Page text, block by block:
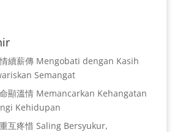
續薪傳 Mengobati dengan Kasih
Semangat
顯溫情 Memancarkan Kehangatan
Kehidupan
互疼惜 Saling Bersyukur,